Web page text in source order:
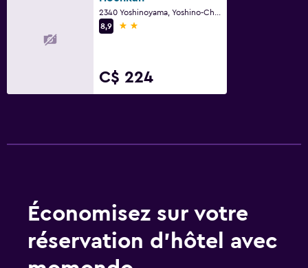
8,9
2 étoiles
C$ 224
Économisez sur votre
réservation d’hôtel avec